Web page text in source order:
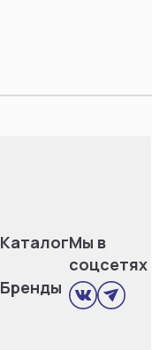
Каталог
Бренды
Мы в
соцсетях